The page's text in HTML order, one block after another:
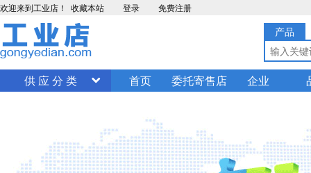
欢迎来到工业店！ 收藏本站 登录 免费注册
产品
供 应 分 类 首页 委托寄售店 企业